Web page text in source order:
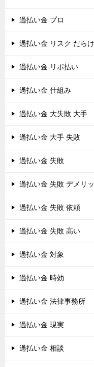
過払い金 プロ
過払い金 リスク だら
過払い金 リボ払い
過払い金 仕組み
過払い金 大失敗 大手
過払い金 大手 失敗
過払い金 失敗
過払い金 失敗 デメリ
過払い金 失敗 依頼
過払い金 失敗 高い
過払い金 対象
過払い金 時効
過払い金 法律事務所
過払い金 現実
過払い金 相談